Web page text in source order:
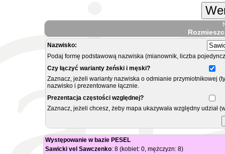
Nazwisko:
Podaj formę podstawową nazwiska (mianownik, liczba
Czy łączyć warianty żeński i męski?
Zaznacz, jeżeli warianty nazwiska o odmianie przymiotnikowej
nazwisko i prezentowane łącznie.
Prezentacja częstości względnej?
Zaznacz, jeżeli chcesz, żeby mapa ukazywała względny
Występowanie w bazie PESEL
Sawicki vel Sawczenko: 8 (kobiet: 0, mężczyzn: 8)